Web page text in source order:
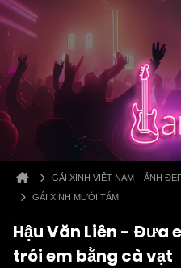
GÁI XINH VIỆT NAM – ẢNH
GÁI XINH MƯỜI TÁM
Hậu Văn Liên - Đưa
trói em bằng cà vạt